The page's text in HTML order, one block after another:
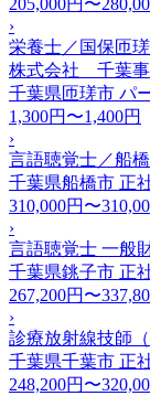
205,000円〜
›
栄養士／国保匝
株式会社 千葉事
千葉県匝瑳市 パ
1,300円〜1,400円
›
言語聴覚士／船
千葉県船橋市 正
310,000円〜
›
言語聴覚士 一
千葉県銚子市 正
267,200円〜
›
診療放射線技師
千葉県千葉市 正
248,200円〜